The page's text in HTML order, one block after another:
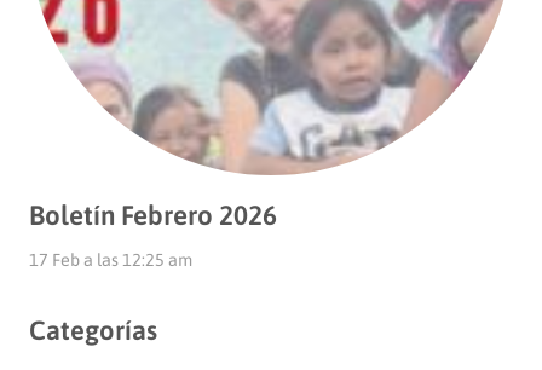
Boletín Febrero 2026
17 Feb a las 12:25 am
Categorías